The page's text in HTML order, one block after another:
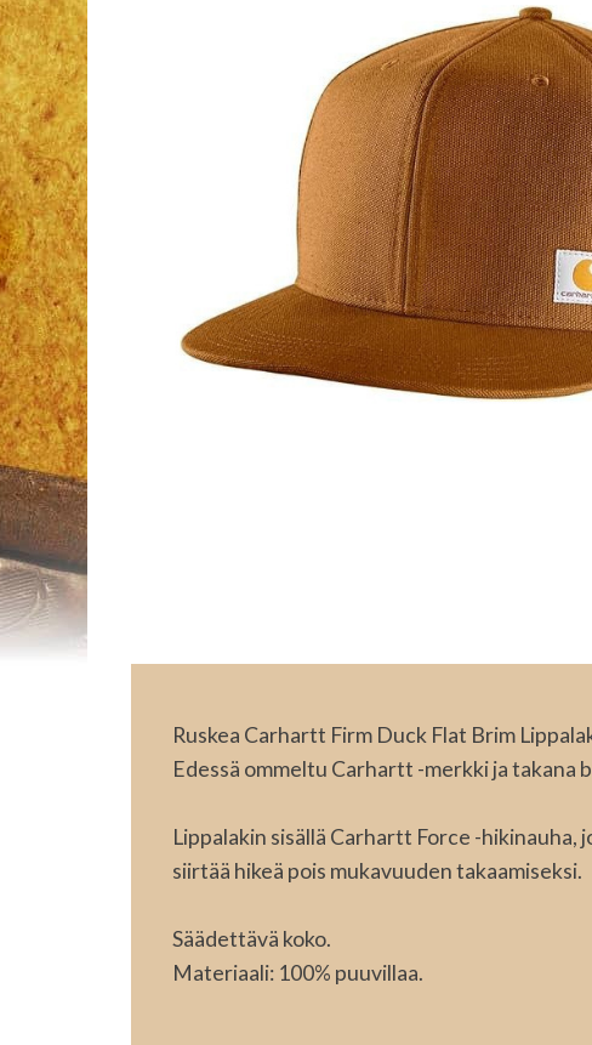
Ruskea Carhartt Firm Duck Flat Brim
Edessä ommeltu Carhartt -merkki ja
Lippalakin sisällä Carhartt Force -
siirtää hikeä pois mukavuuden takaamiseksi.
Säädettävä koko.
Materiaali: 100% puuvillaa.